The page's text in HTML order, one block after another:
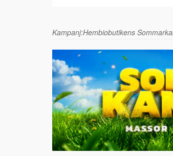
Kampanj:Hembiobutikens